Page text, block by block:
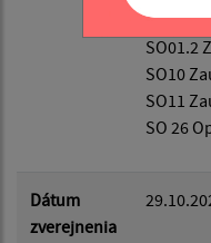
SO01.1
SO01.2
SO10
SO11
SO 26
Dátum
zverejnenia